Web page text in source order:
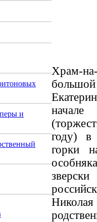
и
Храм-
начале
году) в
горки